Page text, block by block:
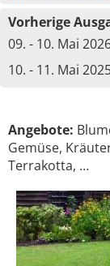
Vorherige
09. - 10. Mai
10. - 11. Mai
Angebote:
Gemüse,
Terrakotta, …